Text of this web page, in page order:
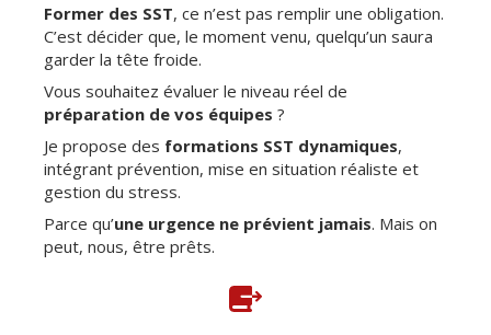
Former des SST, ce n’est pas remplir une obligation.
C’est décider que, le moment venu, quelqu’un saura
garder la tête froide.
Vous souhaitez évaluer le niveau réel de
préparation de vos équipes ?
Je propose des formations SST dynamiques,
intégrant prévention, mise en situation réaliste et
gestion du stress.
Parce qu’une urgence ne prévient jamais. Mais on
peut, nous, être prêts.